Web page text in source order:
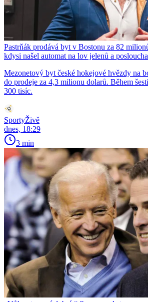
Pastrňák prodává byt v Bostonu za 82
kdysi našel automat na lov jelenů a
Mezonetový byt české hokejové hvězdy na
do prodeje za 4,3 milionu dolarů. Během
300 tisíc.
SportyŽivě
dnes, 18:29
3 min